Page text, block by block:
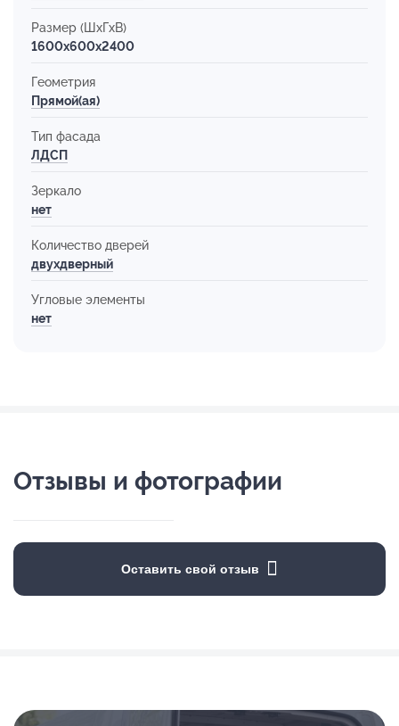
Размер (ШхГхВ)
1600x600x2400
Геометрия
Прямой(ая)
Тип фасада
ЛДСП
Зеркало
нет
Количество дверей
двухдверный
Угловые элементы
нет
Отзывы и фотографии
Оставить свой отзыв